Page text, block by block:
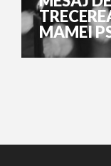
MAMEI